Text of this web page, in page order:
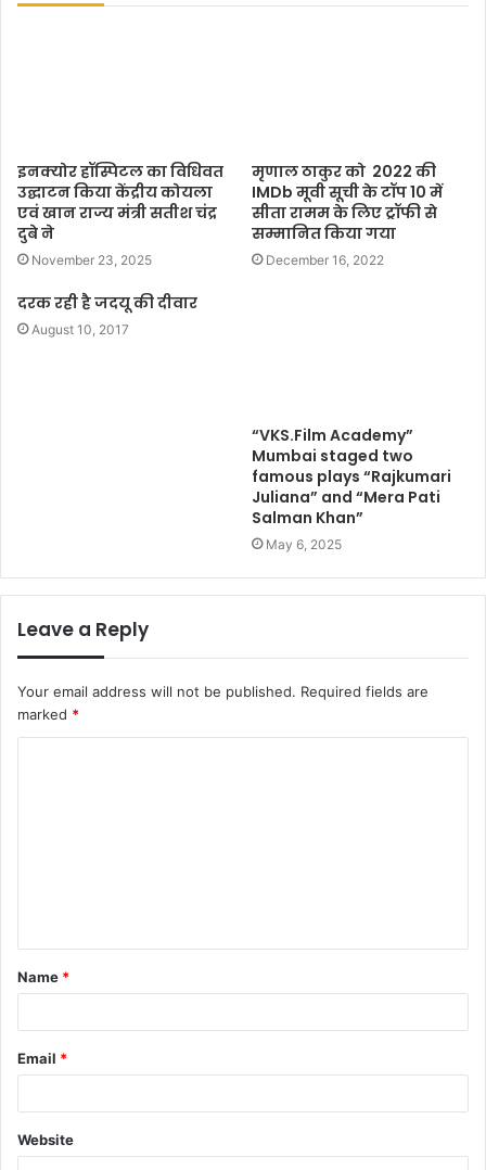
इनक्योर हॉस्पिटल का विधिवत
उद्घाटन किया केंद्रीय कोयला
एवं खान राज्य मंत्री सतीश चंद्र
दुबे ने
November 23, 2025
मृणाल ठाकुर को 2022 की
IMDb मूवी सूची के टॉप 10 में
सीता रामम के लिए ट्रॉफी से
सम्मानित किया गया
December 16, 2022
दरक रही है जदयू की दीवार
August 10, 2017
“VKS.Film Academy”
Mumbai staged two
famous plays “Rajkumari
Juliana” and “Mera Pati
Salman Khan”
May 6, 2025
Leave a Reply
Your email address will not be published. Required fields are
marked *
t
*
Name *
Email *
Website